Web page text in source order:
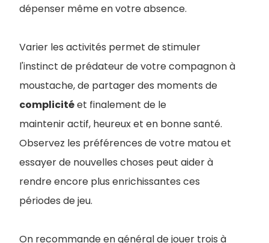
dépenser même en votre absence.
Varier les activités permet de stimuler
l'instinct de prédateur de votre compagnon à
moustache, de partager des moments de
complicitéet finalement de le
maintenir actif, heureux et en bonne santé.
Observez les préférences de votre matou et
essayer de nouvelles choses peut aider à
rendre encore plus enrichissantes ces
périodes de jeu.
On recommande en général de jouer trois à